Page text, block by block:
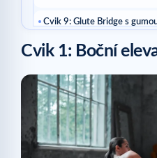
Cvik 9: Glute Bridge s
Cvik 10: Glute Bridge s
Cvik 11: Abdukce v kyčli
Proměňte svůj zadek za 21
Rebondies
Související články
Cvik 1: Boční